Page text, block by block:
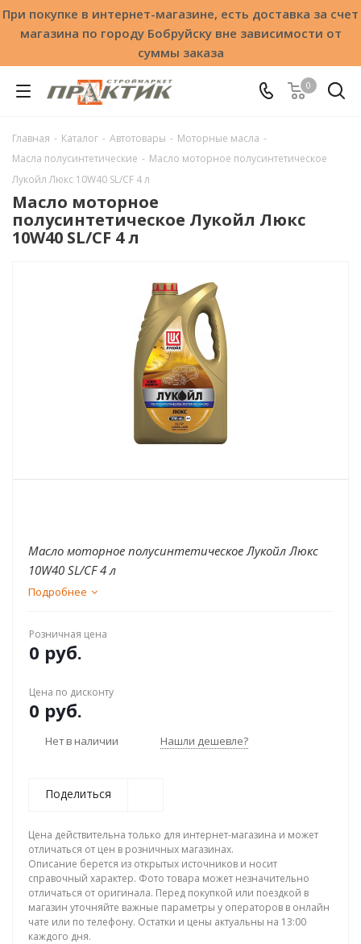
При покупке в интернет-магазине, есть доставка за счет
магазина по городу Бобруйску вне зависимости от
суммы заказа
0
Главная - Каталог - Автотовары - Моторные масла -
Масла полусинтетические - Масло моторное полусинтетическое
Лукойл Люкс 10W40 SL/CF 4 л
Масло моторное
полусинтетическое Лукойл Люкс
10W40 SL/CF 4 л
Масло моторное полусинтетическое Лукойл Люкс
10W40 SL/CF 4 л
Подробнее
Розничная цена
0 руб.
Цена по дисконту
0 руб.
Нет в наличии Нашли дешевле?
Поделиться
Цена действительна только для интернет-магазина и может
отличаться от цен в розничных магазинах.
Описание берется из открытых источников и носит
справочный характер. Фото товара может незначительно
отличаться от оригинала. Перед покупкой или поездкой в
магазин уточняйте важные параметры у операторов в онлайн
чате или по телефону. Остатки и цены актуальны на 13:00
каждого дня.